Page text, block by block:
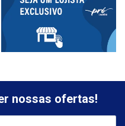
nossas ofertas!